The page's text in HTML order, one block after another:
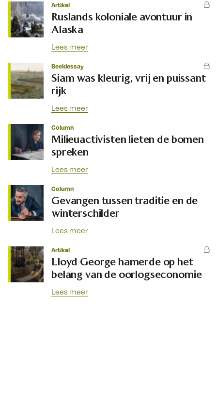
Artikel
Ruslands koloniale avontuur in
Alaska
Lees meer
Beeldessay
Siam was kleurig, vrij en puissant
rijk
Lees meer
Column
Milieuactivisten lieten de bomen
spreken
Lees meer
Column
Gevangen tussen traditie en de
winterschilder
Lees meer
Artikel
Lloyd George hamerde op het
belang van de oorlogseconomie
Lees meer